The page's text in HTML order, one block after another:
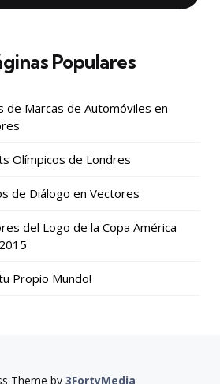
Populares
de Marcas de Automóviles en
Olímpicos de Londres
de Diálogo en Vectores
del Logo de la Copa América
Propio Mundo!
Theme by 3FortyMedia